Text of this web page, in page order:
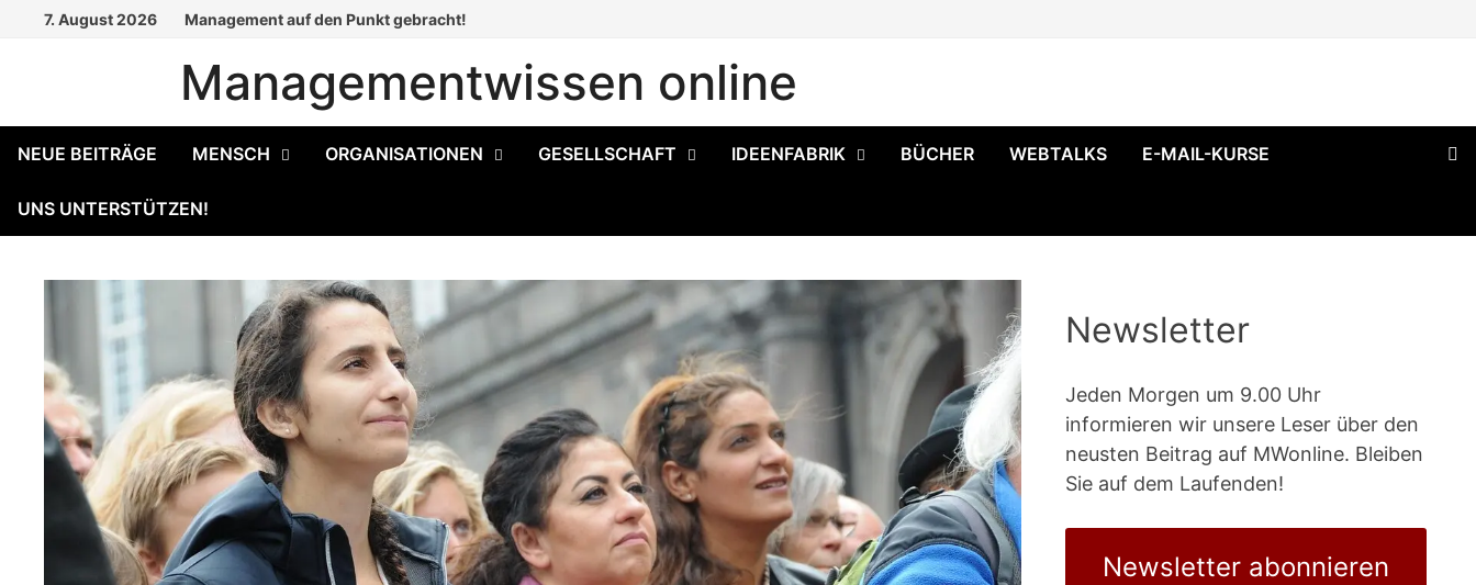
7. August 2026 Management auf den Punkt gebracht!
Managementwissen online
NEUE BEITRÄGE MENSCH ORGANISATIONEN GESELLSCHAFT IDEENFABRIK BÜCHER WEBTALKS E-MAIL-KURSE
UNS UNTERSTÜTZEN!
Newsletter
Jeden Morgen um 9.00 Uhr
informieren wir unsere Leser über den
neusten Beitrag auf MWonline. Bleiben
Sie auf dem Laufenden!
Newsletter abonnieren